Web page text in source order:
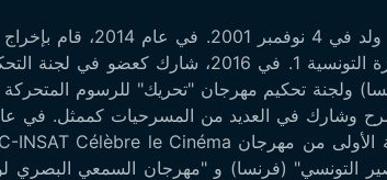
الذي تم بثه على التلفزة التونسية 1. في
ولجنة تحكيم مهرجان "تحريك" للرسوم
التونسي" (فرنسا) و "مهرجان السمعي